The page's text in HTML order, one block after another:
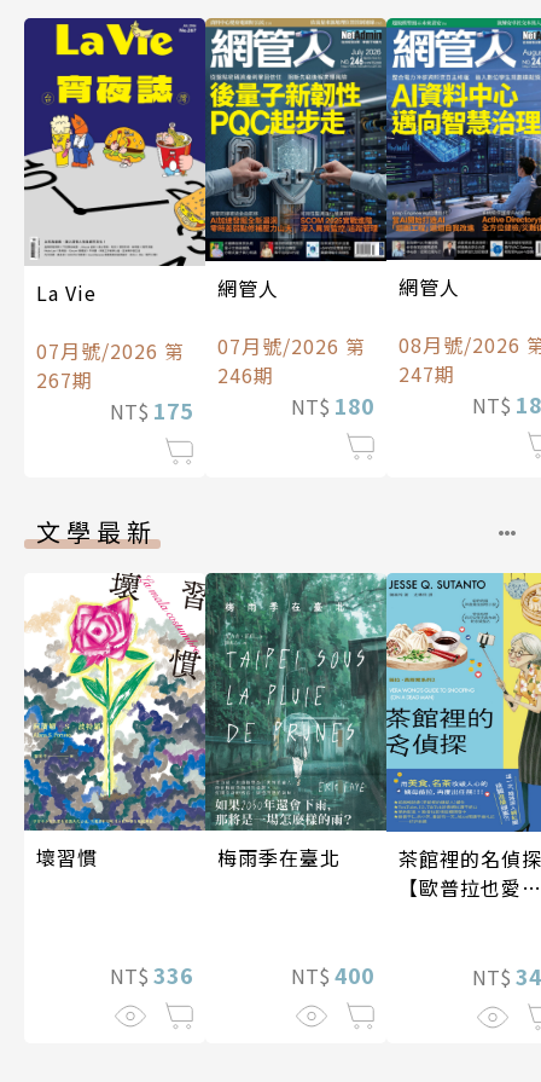
La Vie
07月號/2026 第
267期
NT$ 175
網管人
07月號/2026 第
246期
NT$ 180
網管人
08月號/2026
247期
NT$
文學最新
壞習慣
NT$ 336
梅雨季在臺北
NT$ 400
茶館裡的名偵探
【歐普拉也愛！
《茶館裡的嫌疑
人》續作】
NT$